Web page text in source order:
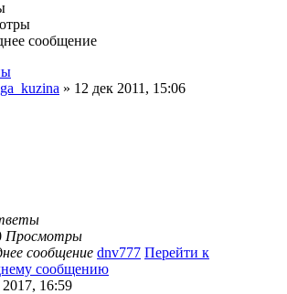
сообщение
» 12 дек 2011, 15:06
Просмотры
сообщение dnv777 Перейти к
сообщению
16:59